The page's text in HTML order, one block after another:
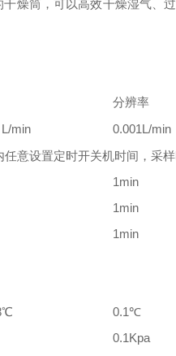
燥筒，可以高效干燥湿气、
分辨率
min 0.001L/min
意设置定时开关机时间，采
1min
1min
1min
0.1℃
0.1Kpa